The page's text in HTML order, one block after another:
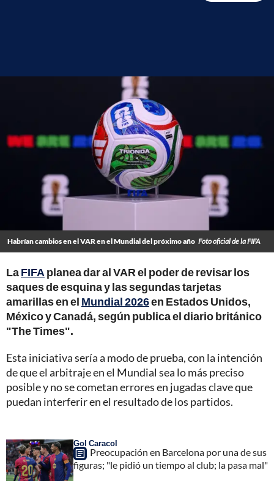
Habrían cambios en el VAR en el Mundial del próximo año Foto oficial de la FIFA
LaFIFA planea dar al VAR el poder de revisar los
saques de esquina y las segundas tarjetas
amarillas en el Mundial 2026en Estados Unidos,
México y Canadá, según publica el diario británico
"The Times".
Esta iniciativa sería a modo de prueba, con la intención
de que el arbitraje en el Mundial sea lo más preciso
posible y no se cometan errores en jugadas clave que
puedan interferir en el resultado de los partidos.
Gol Caracol
Preocupación en Barcelona por una de sus
figuras; "le pidió un tiempo al club; la pasa mal"